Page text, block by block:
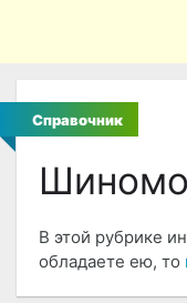
Справочник
В этой рубрике
обладаете ею, то